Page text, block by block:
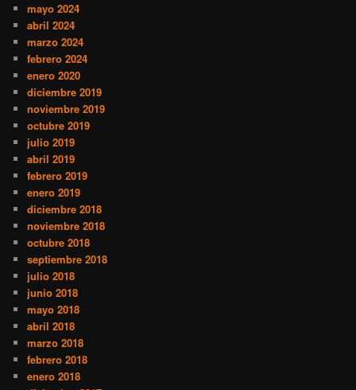
mayo 2024
abril 2024
marzo 2024
febrero 2024
enero 2020
diciembre 2019
noviembre 2019
octubre 2019
julio 2019
abril 2019
febrero 2019
enero 2019
diciembre 2018
noviembre 2018
octubre 2018
septiembre 2018
julio 2018
junio 2018
mayo 2018
abril 2018
marzo 2018
febrero 2018
enero 2018